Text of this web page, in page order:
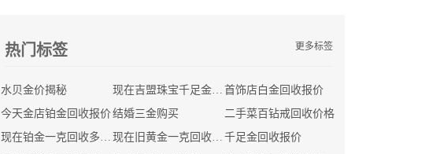
热门标签 更多标签
水贝金价揭秘 现在吉盟珠宝千足金回收多少钱 首饰店白金回收报价
今天金店铂金回收报价结婚三金购买
二手菜百钻戒回收价格
现在铂金一克回收多少钱
现在旧黄金一克回收多少钱 千足金回收报价